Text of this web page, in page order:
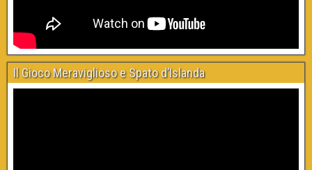
Il Gioco Meraviglioso e Spato d’Islanda